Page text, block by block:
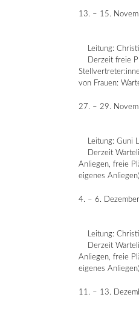
13. – 15.
Leitung:
Derzeit freie
von Frauen:
27. – 29.
Leitung: Guni
Derzeit
Anliegen, freie
eigenes Anliegen)
4. – 6.
Leitung:
Derzeit
Anliegen, freie
eigenes Anliegen)
11. – 13.